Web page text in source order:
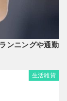
ンニングや通勤
生活雑貨